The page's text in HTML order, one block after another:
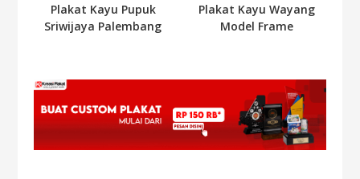
Plakat Kayu Pupuk
Sriwijaya Palembang
Plakat Kayu Wayang
Model Frame